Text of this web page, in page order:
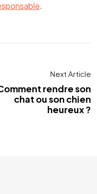
.
Next Article
rendre son
chat ou son chien
heureux ?